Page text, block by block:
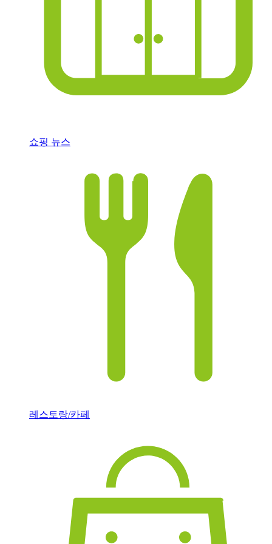
쇼핑 뉴스
레스토랑/카페